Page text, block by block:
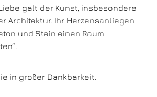
galt der Kunst, insbesondere
Architektur. Ihr Herzensanliegen
und Stein einen Raum
in großer Dankbarkeit.